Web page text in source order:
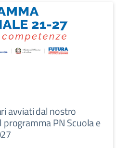
avviati dal nostro
PN Scuola e